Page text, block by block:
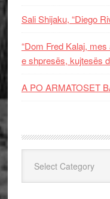
Sali Shijaku, “Diego
“Dom Fred Kalaj,
e shpresës, kujtesës
A PO ARMATOSET